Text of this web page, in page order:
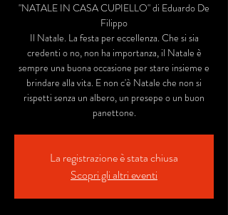
"NATALE IN CASA CUPIELLO" di Eduardo De
Filippo
Il Natale. La festa per eccellenza. Che si sia
credenti o no, non ha importanza, il Natale è
sempre una buona occasione per stare insieme e
brindare alla vita. E non c'è Natale che non si
rispetti senza un albero, un presepe o un buon
panettone.
La registrazione è stata chiusa
Scopri gli altri eventi